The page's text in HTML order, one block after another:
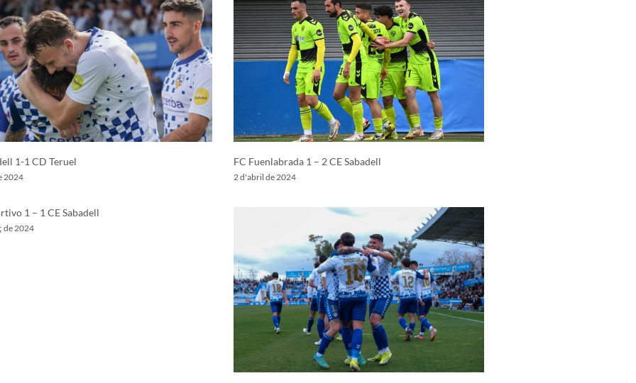
1-1 CD Teruel
2024
FC Fuenlabrada 1 – 2 CE Sabadell
2 d'abril de 2024
1 – 1 CE Sabadell
de 2024